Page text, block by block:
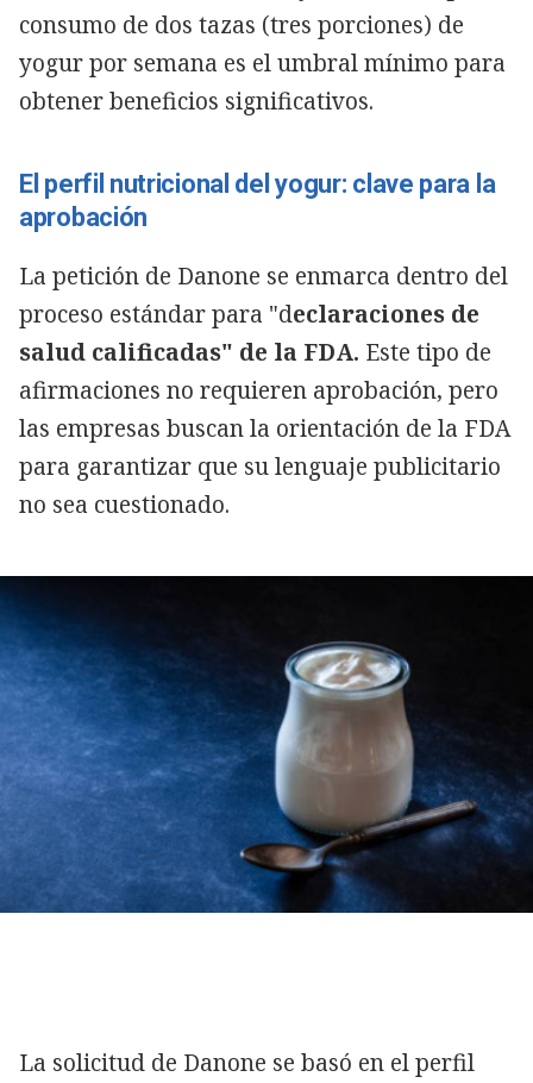
consumo de dos tazas (tres porciones) de
yogur por semana es el umbral mínimo para
obtener beneficios significativos.
El perfil nutricional del yogur: clave para la
aprobación
La petición de Danone se enmarca dentro del
proceso estándar para "declaraciones de
salud calificadas" de la FDA. Este tipo de
afirmaciones no requieren aprobación, pero
las empresas buscan la orientación de la FDA
para garantizar que su lenguaje publicitario
no sea cuestionado.
La solicitud de Danone se basó en el perfil